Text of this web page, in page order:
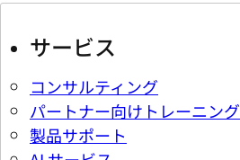
サービス
コンサルティング
パートナー向けトレーニング
製品サポート